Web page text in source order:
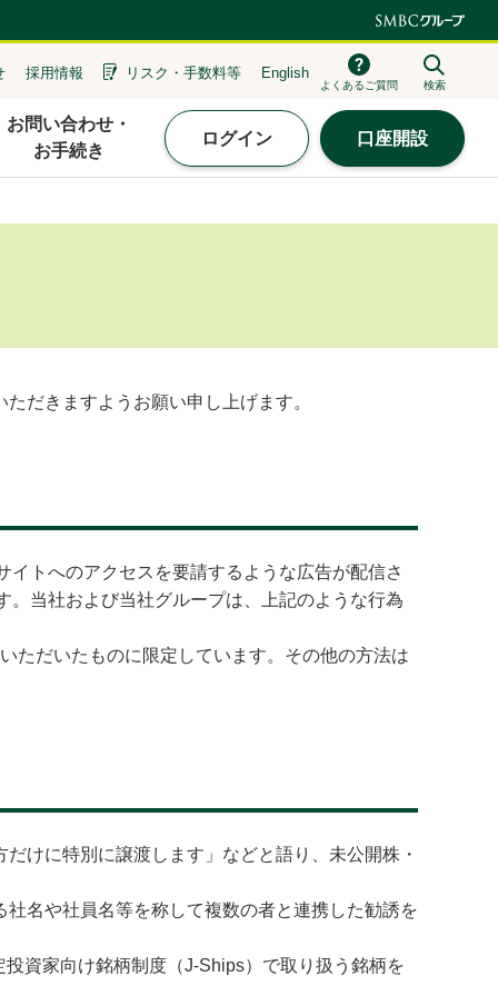
採用情報 リスク・ 手数料等 English
よくあるご質問 検索
お問い合わせ・
お手続き
ログイン 口座開設
だきますようお願い申し上げます。
トへのアクセスを要請するような広告が配信さ
当社および当社グループは、上記のような行為
ただいたものに限定しています。その他の方法は
けに特別に譲渡します」などと語り、未公開株・
名や社員名等を称して複数の者と連携した勧誘を
資家向け銘柄制度（J-Ships）で取り扱う銘柄を